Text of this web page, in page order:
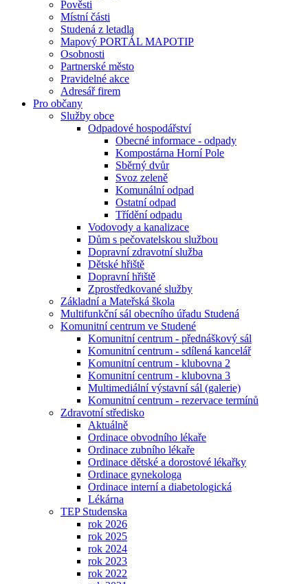
Pověsti
Místní části
Studená z letadla
Mapový PORTÁL MAPOTIP
Osobnosti
Partnerské město
Pravidelné akce
Adresář firem
Pro občany
Služby obce
Odpadové hospodářství
Obecné informace - odpady
Kompostárna Horní Pole
Sběrný dvůr
Svoz zeleně
Komunální odpad
Ostatní odpad
Třídění odpadu
Vodovody a kanalizace
Dům s pečovatelskou službou
Dopravní zdravotní služba
Dětské hřiště
Dopravní hřiště
Zprostředkované služby
Základní a Mateřská škola
Multifunkční sál obecního úřadu Studená
Komunitní centrum ve Studené
Komunitní centrum - přednáškový sál
Komunitní centrum - sdílená kancelář
Komunitní centrum - klubovna 2
Komunitní centrum - klubovna 3
Multimediální výstavní sál (galerie)
Komunitní centrum - rezervace termínů
Zdravotní středisko
Aktuálně
Ordinace obvodního lékaře
Ordinace zubního lékaře
Ordinace dětské a dorostové lékařky
Ordinace gynekologa
Ordinace interní a diabetologická
Lékárna
TEP Studenska
rok 2026
rok 2025
rok 2024
rok 2023
rok 2022